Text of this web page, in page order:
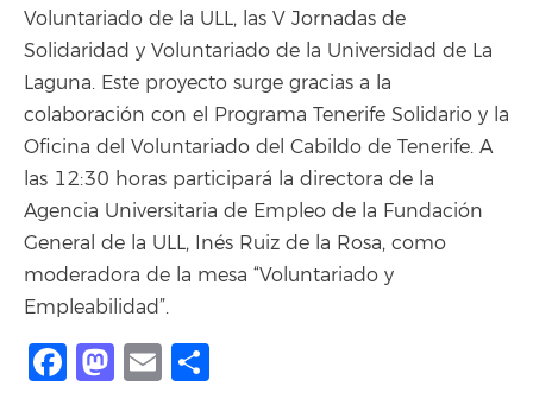
Voluntariado de la ULL, las V Jornadas de
Solidaridad y Voluntariado de la Universidad de La
Laguna. Este proyecto surge gracias a la
colaboración con el Programa Tenerife Solidario y la
Oficina del Voluntariado del Cabildo de Tenerife. A
las 12:30 horas participará la directora de la
Agencia Universitaria de Empleo de la Fundación
General de la ULL, Inés Ruiz de la Rosa, como
moderadora de la mesa “Voluntariado y
Empleabilidad”.
Facebook
Mastodon
Email